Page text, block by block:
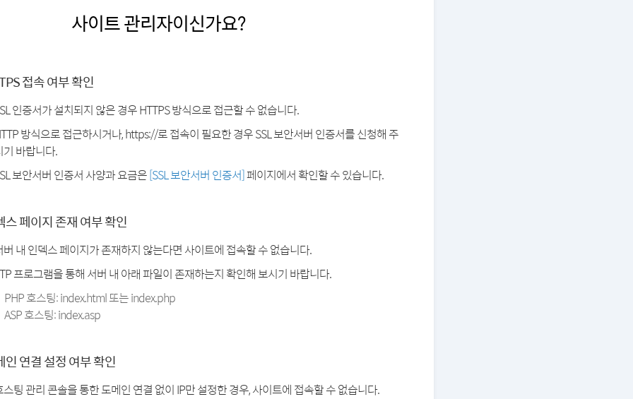
사이트 관리자이신가요?
접속 여부 확인
인증서가 설치되지 않은 경우 HTTPS 방식으로 접근할 수 없습니다.
방식으로 접근하시거나, https://로 접속이 필요한 경우 SSL 보안서버 인증서를 신청해 주
기 바랍니다.
보안서버 인증서 사양과 요금은[SSL 보안서버 인증서]페이지에서 확인할 수 있습니다.
스 페이지 존재 여부 확인
버 내 인덱스 페이지가 존재하지 않는다면 사이트에 접속할 수 없습니다.
프로그램을 통해 서버 내 아래 파일이 존재하는지 확인해 보시기 바랍니다.
PHP 호스팅: index.html 또는 index.php
ASP 호스팅: index.asp
인 연결 설정 여부 확인
스팅 관리 콘솔을 통한 도메인 연결 없이 IP만 설정한 경우, 사이트에 접속할 수 없습니다.